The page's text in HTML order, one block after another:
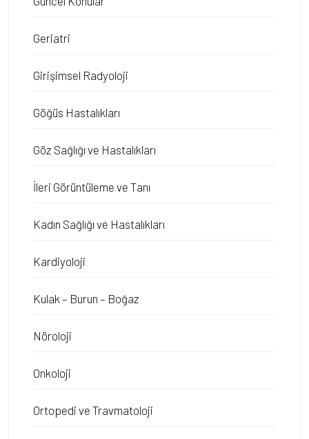
Geriatri
Girişimsel Radyoloji
Göğüs Hastalıkları
Göz Sağlığı ve Hastalıkları
İleri Görüntüleme ve Tanı
Kadın Sağlığı ve Hastalıkları
Kardiyoloji
Kulak – Burun – Boğaz
Nöroloji
Onkoloji
Ortopedi ve Travmatoloji